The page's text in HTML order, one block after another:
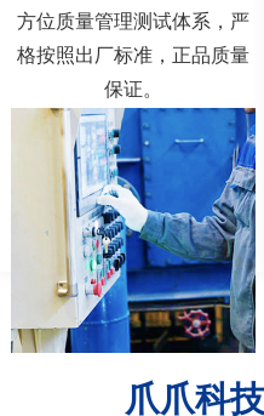
方位质量管理测试体系，严
格按照出厂标准，正品质量
保证。